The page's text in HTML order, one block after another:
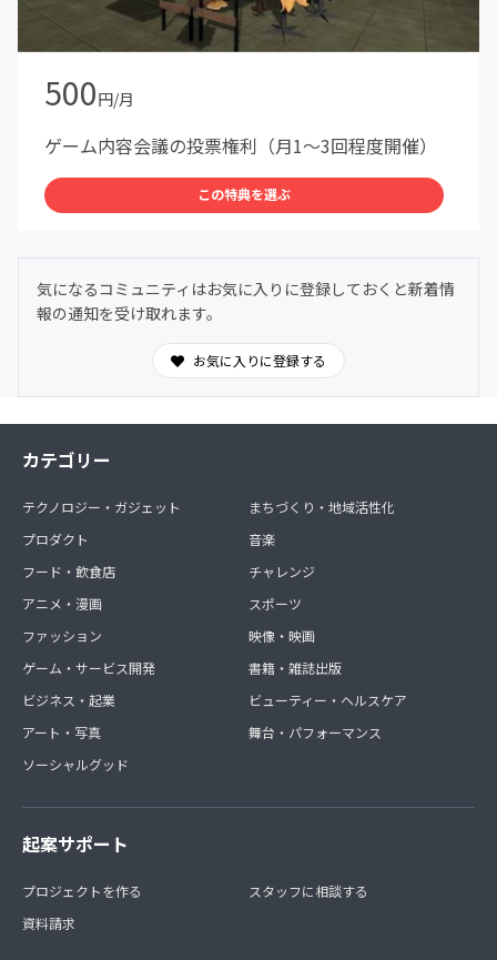
500円/月
ゲーム内容会議の投票権利（月1～3回程度開催）
この特典を選ぶ
気になるコミュニティはお気に入りに登録しておくと新着情
報の通知を受け取れます。
お気に入りに登録する
カテゴリー
テクノロジー・ガジェット
プロダクト
フード・飲食店
アニメ・漫画
ファッション
ゲーム・サービス開発
ビジネス・起業
アート・写真
ソーシャルグッド
まちづくり・地域活性化
音楽
チャレンジ
スポーツ
映像・映画
書籍・雑誌出版
ビューティー・ヘルスケア
舞台・パフォーマンス
起案サポート
プロジェクトを作る
資料請求
スタッフに相談する